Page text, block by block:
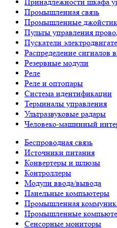
Промышленная связь
Промышленные
Пульты управления
Пускатели
Распределение сигналов
Резервные модули
Реле
Реле и оптопары
Система идентификации
Терминалы управления
Ультразвуковые радары
Человеко-машинный
Беспроводная связь
Источники питания
Конвертеры и шлюзы
Контроллеры
Модули ввода/вывода
Панельные компьютеры
Промышленная
Промышленные
Сенсорные мониторы